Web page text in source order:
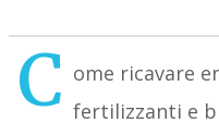
C ome ricavare
fertilizzanti e